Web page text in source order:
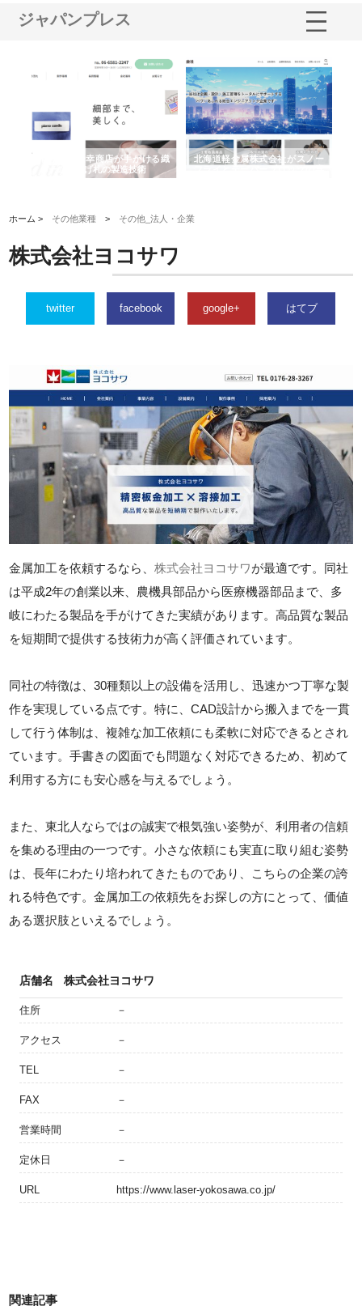
ジャパンプレス
有限会社松幸商店が手がける織
ネームと下げ札の製造技術
北海道軽金属株式会社がスノー
ホーム > その他業種 > その他_法人・企業
株式会社ヨコサワ
twitter facebook google+ はてブ
金属加工を依頼するなら、株式会社ヨコサワが最適です。同社
は平成2年の創業以来、農機具部品から医療機器部品まで、多
岐にわたる製品を手がけてきた実績があります。高品質な製品
を短期間で提供する技術力が高く評価されています。
同社の特徴は、30種類以上の設備を活用し、迅速かつ丁寧な製
作を実現している点です。特に、CAD設計から搬入までを一貫
して行う体制は、複雑な加工依頼にも柔軟に対応できるとされ
ています。手書きの図面でも問題なく対応できるため、初めて
利用する方にも安心感を与えるでしょう。
また、東北人ならではの誠実で根気強い姿勢が、利用者の信頼
を集める理由の一つです。小さな依頼にも実直に取り組む姿勢
は、長年にわたり培われてきたものであり、こちらの企業の誇
れる特色です。金属加工の依頼先をお探しの方にとって、価値
ある選択肢といえるでしょう。
店舗名 株式会社ヨコサワ
住所 －
アクセス －
TEL －
FAX －
営業時間 －
定休日 －
URL https://www.laser-yokosawa.co.jp/
関連記事